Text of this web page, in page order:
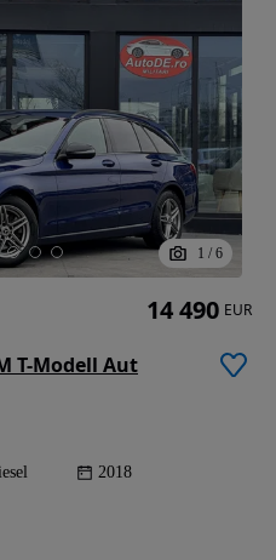
1 / 6
T-Modell Aut
2018
14 490 EUR